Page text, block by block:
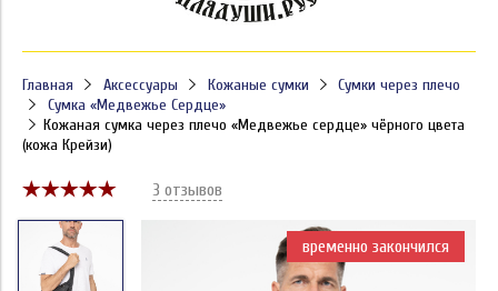
Главная Аксессуары Кожаные сумки
Сумки через плечо
Сумка «Медвежье Сердце»
Кожаная сумка через плечо «Медвежье сердце» чёрного цвета
(кожа Крейзи)
3 отзывов
временно закончился